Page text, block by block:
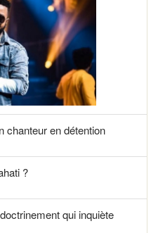
chanteur en détention
?
qui inquiète